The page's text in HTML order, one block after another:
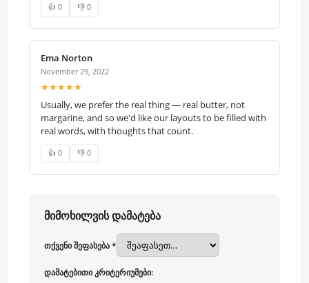
👍 0 👎 0
Ema Norton
November 29, 2022
★★★★★
Usually, we prefer the real thing — real butter, not
margarine, and so we'd like our layouts to be filled with
real words, with thoughts that count.
👍 0 👎 0
მიმოხილვის დამატება
თქვენი შეფასება *
დამატებითი კრიტერიუმები: